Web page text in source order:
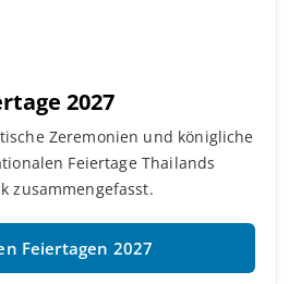
2027
Zeremonien und königliche
Feiertage Thailands
zusammengefasst.
Feiertagen 2027